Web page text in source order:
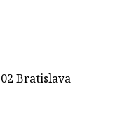
Bratislava